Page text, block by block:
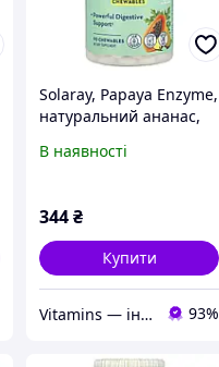
Solaray, Papaya Enzyme,
натуральний ананас,
В наявності
344₴
Купити
Vitamins — інтернет-магазин вітамінів та мінералів 93%